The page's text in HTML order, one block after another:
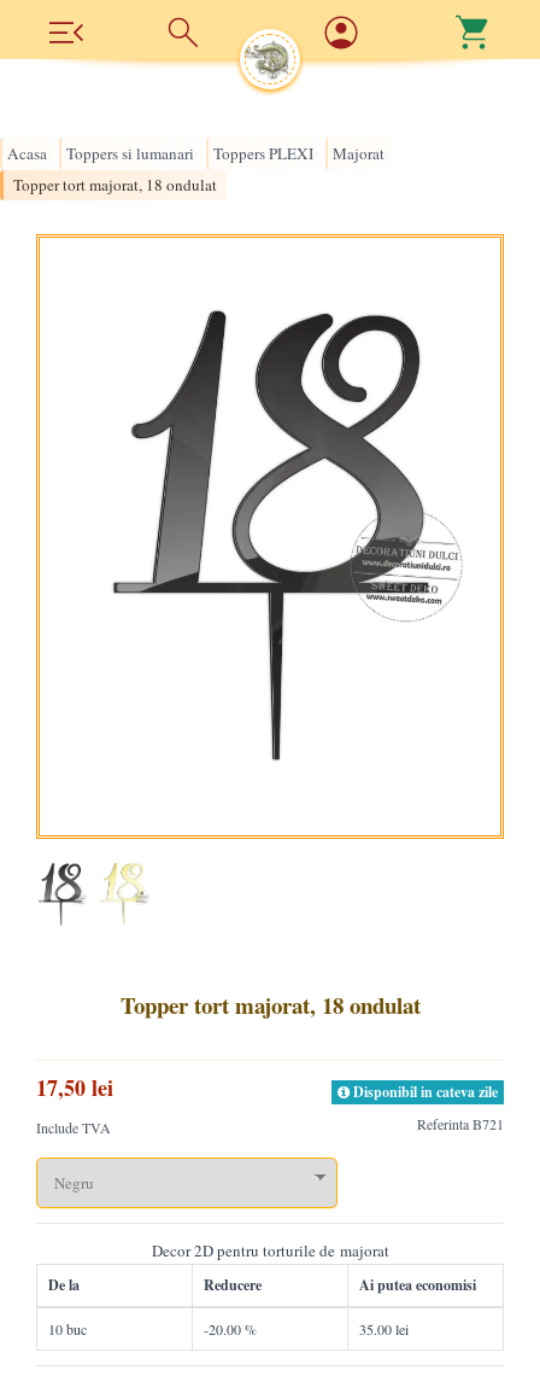
Acasa Toppers si lumanari Toppers PLEXI Majorat
Topper tort majorat, 18 ondulat
Topper tort majorat, 18 ondulat
ReferintaB721
Disponibil in cateva zile
17,50 lei
Include TVA
Decor 2D pentru torturile de majorat
De la Reducere Ai putea economisi
10 buc -20.00 % 35.00 lei